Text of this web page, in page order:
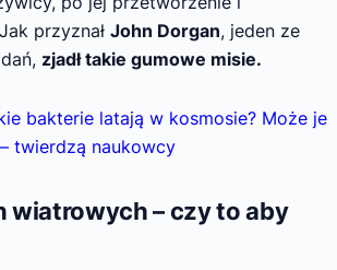
przyznał John Dorgan, jeden ze
zjadł takie gumowe misie.
bakterie latają w kosmosie? Może je
twierdzą naukowcy
wiatrowych – czy to aby